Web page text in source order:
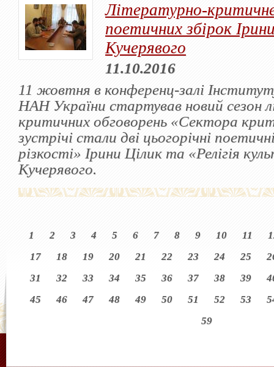
Літературно-
поетичних збірок
Кучерявого
11.10.2016
11 жовтня в конференц-залі
НАН України стартував новий сезон
критичних обговорень «Сектора
зустрічі стали дві цьогорічні
різкості» Ірини Цілик та «Релігія
Кучерявого.
1 2 3 4 5 6 7 8 9 10 11
17
18 19 20 21 22 23 24 25
31
32 33 34 35 36 37 38 39
45
46 47 48 49 50 51 52 53
59